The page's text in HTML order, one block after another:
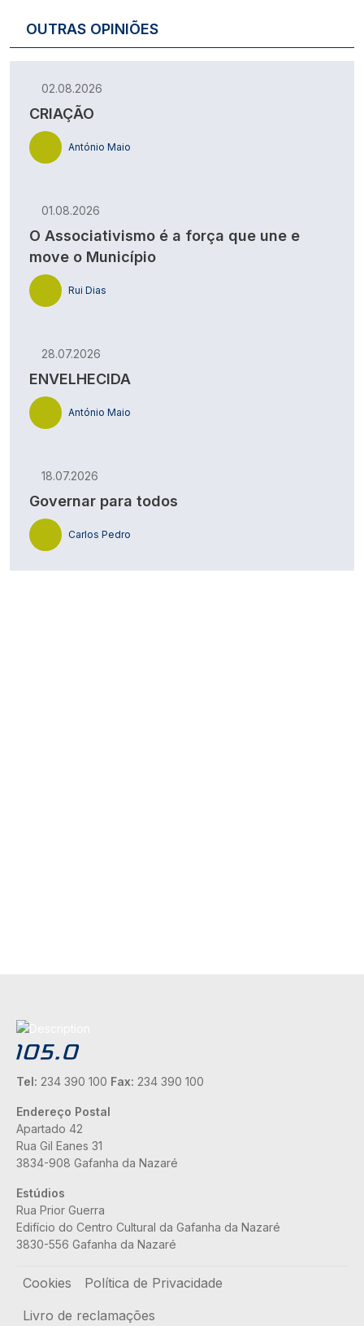
OUTRAS OPINIÕES
02.08.2026
CRIAÇÃO
António Maio
01.08.2026
O Associativismo é a força que une e
move o Município
Rui Dias
28.07.2026
ENVELHECIDA
António Maio
18.07.2026
Governar para todos
Carlos Pedro
Tel: 234 390 100 Fax: 234 390 100
Endereço Postal
Apartado 42
Rua Gil Eanes 31
3834-908 Gafanha da Nazaré
Estúdios
Rua Prior Guerra
Edifício do Centro Cultural da Gafanha da Nazaré
3830-556 Gafanha da Nazaré
Rodapé
Cookies
Política de Privacidade
Livro de reclamações